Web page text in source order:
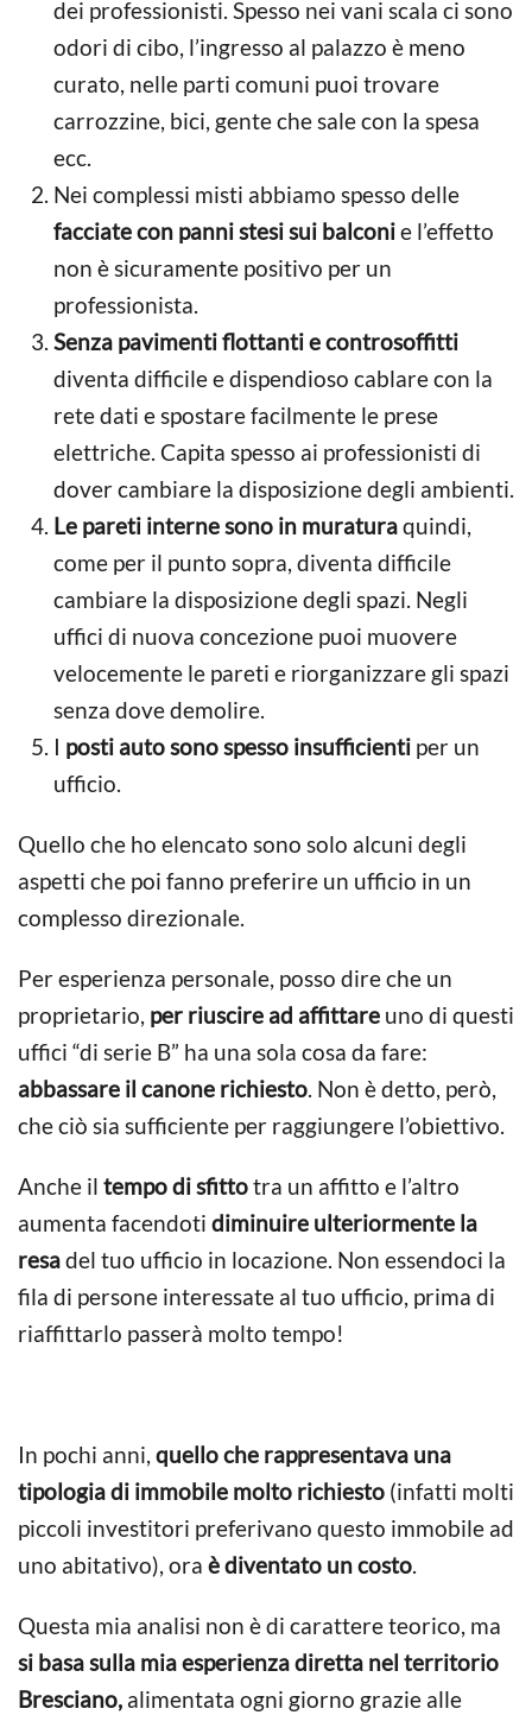
dei professionisti. Spesso nei vani scala ci sono
odori di cibo, l’ingresso al palazzo è meno
curato, nelle parti comuni puoi trovare
carrozzine, bici, gente che sale con la spesa
ecc.
Nei complessi misti abbiamo spesso delle
facciate con panni stesi sui balconie l’effetto
non è sicuramente positivo per un
professionista.
Senza pavimenti flottanti e controsoffitti
diventa difficile e dispendioso cablare con la
rete dati e spostare facilmente le prese
elettriche. Capita spesso ai professionisti di
dover cambiare la disposizione degli ambienti.
Le pareti interne sono in muraturaquindi,
come per il punto sopra, diventa difficile
cambiare la disposizione degli spazi. Negli
uffici di nuova concezione puoi muovere
velocemente le pareti e riorganizzare gli spazi
senza dove demolire.
I posti auto sono spesso insufficienti per un
ufficio.
Quello che ho elencato sono solo alcuni degli
aspetti che poi fanno preferire un ufficio in un
complesso direzionale.
Per esperienza personale, posso dire che un
proprietario, per riuscire ad affittare uno di questi
uffici “di serie B” ha una sola cosa da fare:
abbassare il canone richiesto. Non è detto, però,
che ciò sia sufficiente per raggiungere l’obiettivo.
Anche il tempo di sfittotra un affitto e l’altro
aumenta facendoti diminuire ulteriormente la
resadel tuo ufficio in locazione. Non essendoci la
fila di persone interessate al tuo ufficio, prima di
riaffittarlo passerà molto tempo!
In pochi anni, quello che rappresentava una
tipologia di immobile molto richiesto (infatti molti
piccoli investitori preferivano questo immobile ad
uno abitativo), ora è diventato un costo.
Questa mia analisi non è di carattere teorico, ma
si basa sulla mia esperienza diretta nel territorio
Bresciano, alimentata ogni giorno grazie alle